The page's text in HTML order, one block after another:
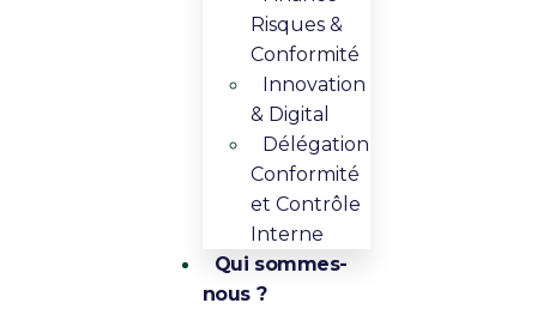
Risques &
Conformité
Innovation
& Digital​​
Délégation
Conformité
et Contrôle
Interne
Qui sommes-
nous ?